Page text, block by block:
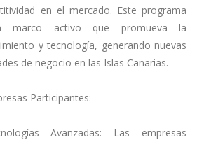
en el mercado. Este programa
marco activo que promueva la
y tecnología, generando nuevas
de negocio en las Islas Canarias.
Participantes:
Avanzadas: Las empresas